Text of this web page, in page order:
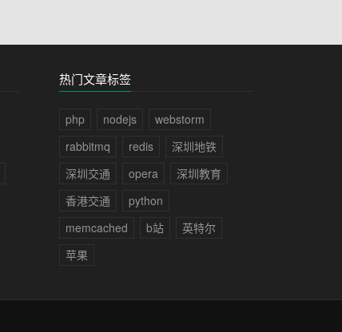
热门文章标签
php nodejs
webstorm
rabbitmq
redis
深圳地铁
深圳交通
opera
深圳教育
香港交通
python
memcached
b站
英特尔
苹果